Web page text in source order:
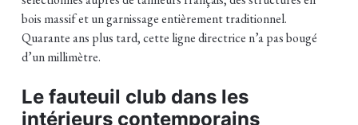
bois massif et un garnissage entièrement traditionnel.
Quarante ans plus tard, cette ligne directrice n’a pas bougé
d’un millimètre.
Le fauteuil club dans les
intérieurs contemporains